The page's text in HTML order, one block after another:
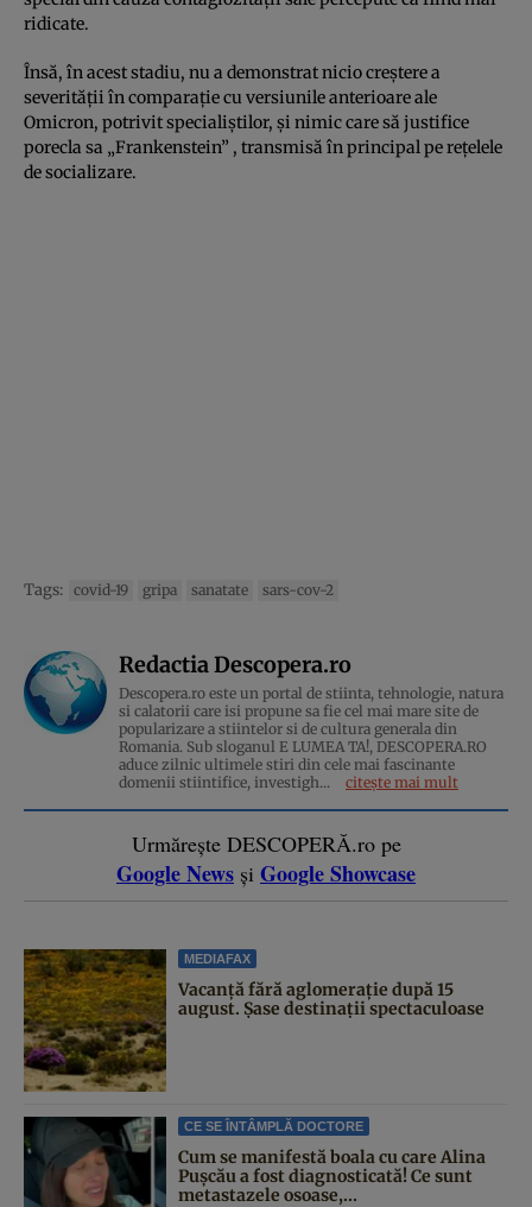
ridicate.
Însă, în acest stadiu, nu a demonstrat nicio creștere a
severității în comparație cu versiunile anterioare ale
Omicron, potrivit specialiștilor, și nimic care să justifice
porecla sa „Frankenstein” , transmisă în principal pe rețelele
de socializare.
Tags: covid-19 gripa sanatate sars-cov-2
Redactia Descopera.ro
Descopera.ro este un portal de stiinta, tehnologie, natura
si calatorii care isi propune sa fie cel mai mare site de
popularizare a stiintelor si de cultura generala din
Romania. Sub sloganul E LUMEA TA!, DESCOPERA.RO
aduce zilnic ultimele stiri din cele mai fascinante
domenii stiintifice, investigh...
citește mai mult
Urmărește DESCOPERĂ.ro pe
Google News și Google Showcase
MEDIAFAX
Vacanță fără aglomerație după 15
august. Șase destinații spectaculoase
CE SE ÎNTÂMPLĂ DOCTORE
Cum se manifestă boala cu care Alina
Pușcău a fost diagnosticată! Ce sunt
metastazele osoase,...